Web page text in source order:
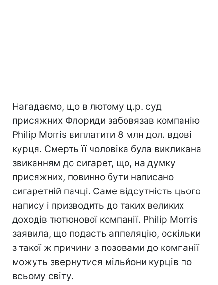
Нагадаємо, що в лютому ц.р. суд
присяжних Флориди забовязав компанію
Philip Morris виплатити 8 млн дол. вдові
курця. Смерть її чоловіка була викликана
звиканням до сигарет, що, на думку
присяжних, повинно бути написано
сигаретній пачці. Саме відсутність цього
напису і призводить до таких великих
доходів тютюнової компанії. Philip Morris
заявила, що подасть аппеляцію, оскільки
з такої ж причини з позовами до компанії
можуть звернутися мільйони курців по
всьому світу.